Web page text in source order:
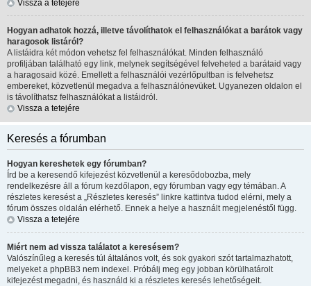
Vissza a tetejére
Hogyan adhatok hozzá, illetve távolíthatok el felhasználókat a barátok vagy
haragosok listáról?
A listáidra két módon vehetsz fel felhasználókat. Minden felhasználó
profiljában található egy link, melynek segítségével felveheted a barátaid vagy
a haragosaid közé. Emellett a felhasználói vezérlőpultban is felvehetsz
embereket, közvetlenül megadva a felhasználónevüket. Ugyanezen oldalon el
is távolíthatsz felhasználókat a listáidról.
Vissza a tetejére
Keresés a fórumban
Hogyan kereshetek egy fórumban?
Írd be a keresendő kifejezést közvetlenül a keresődobozba, mely
rendelkezésre áll a fórum kezdőlapon, egy fórumban vagy egy témában. A
részletes keresést a „Részletes keresés” linkre kattintva tudod elérni, mely a
fórum összes oldalán elérhető. Ennek a helye a használt megjelenéstől függ.
Vissza a tetejére
Miért nem ad vissza találatot a keresésem?
Valószínűleg a keresés túl általános volt, és sok gyakori szót tartalmazhatott,
melyeket a phpBB3 nem indexel. Próbálj meg egy jobban körülhatárolt
kifejezést megadni, és használd ki a részletes keresés lehetőségeit.